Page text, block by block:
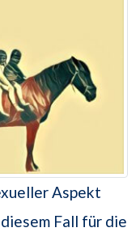
Aspekt
Fall für die